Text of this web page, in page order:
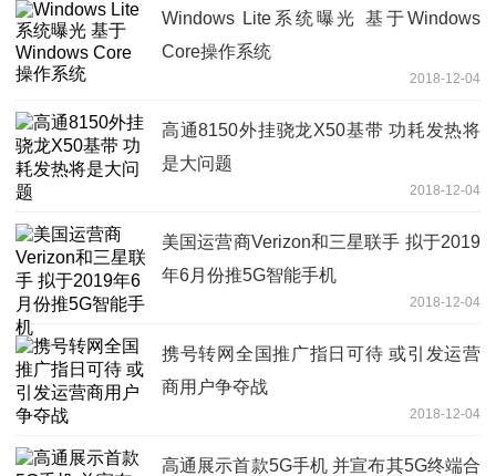
Windows Lite系统曝光 基于Windows
Core操作系统
2018-12-04
高通8150外挂骁龙X50基带 功耗发热将
是大问题
2018-12-04
美国运营商Verizon和三星联手 拟于2019
年6月份推5G智能手机
2018-12-04
携号转网全国推广指日可待 或引发运营
商用户争夺战
2018-12-04
高通展示首款5G手机 并宣布其5G终端合